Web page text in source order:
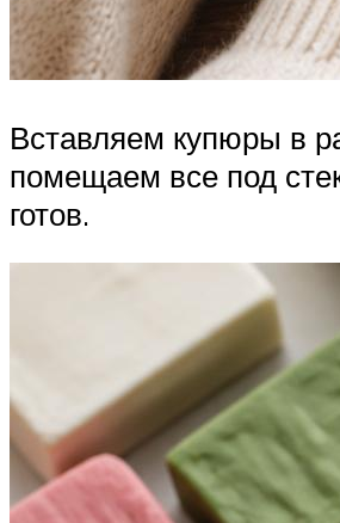
Вставляем купюры в
помещаем все под
готов.